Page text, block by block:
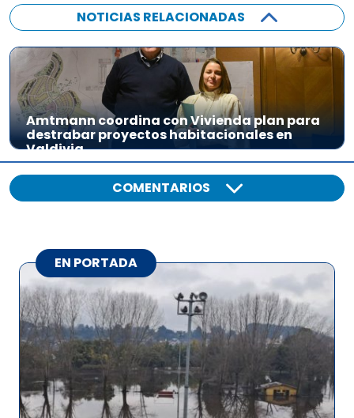
NOTICIAS RELACIONADAS
Amtmann coordina con Vivienda plan para
destrabar proyectos habitacionales en
Valdivia
COMENTARIOS
EN PORTADA